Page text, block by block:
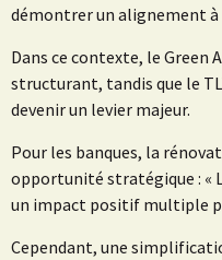
démontrer un alignement
Dans ce contexte, le Green
structurant, tandis que le
devenir un levier majeur.
Pour les banques, la
opportunité stratégique : «
un impact positif multiple
Cependant, une